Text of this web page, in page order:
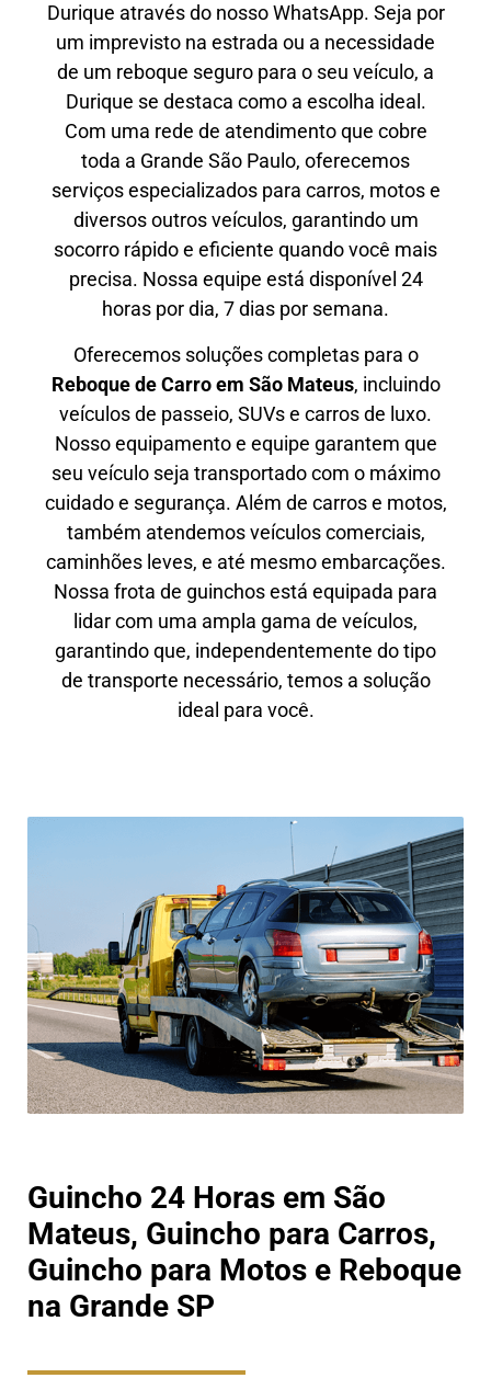
Durique através do nosso WhatsApp. Seja por
um imprevisto na estrada ou a necessidade
de um reboque seguro para o seu veículo, a
Durique se destaca como a escolha ideal.
Com uma rede de atendimento que cobre
toda a Grande São Paulo, oferecemos
serviços especializados para carros, motos e
diversos outros veículos, garantindo um
socorro rápido e eficiente quando você mais
precisa. Nossa equipe está disponível 24
horas por dia, 7 dias por semana.
Oferecemos soluções completas para o
Reboque de Carro em São Mateus, incluindo
veículos de passeio, SUVs e carros de luxo.
Nosso equipamento e equipe garantem que
seu veículo seja transportado com o máximo
cuidado e segurança. Além de carros e motos,
também atendemos veículos comerciais,
caminhões leves, e até mesmo embarcações.
Nossa frota de guinchos está equipada para
lidar com uma ampla gama de veículos,
garantindo que, independentemente do tipo
de transporte necessário, temos a solução
ideal para você.
Guincho 24 Horas em São
Mateus, Guincho para Carros,
Guincho para Motos e Reboque
na Grande SP